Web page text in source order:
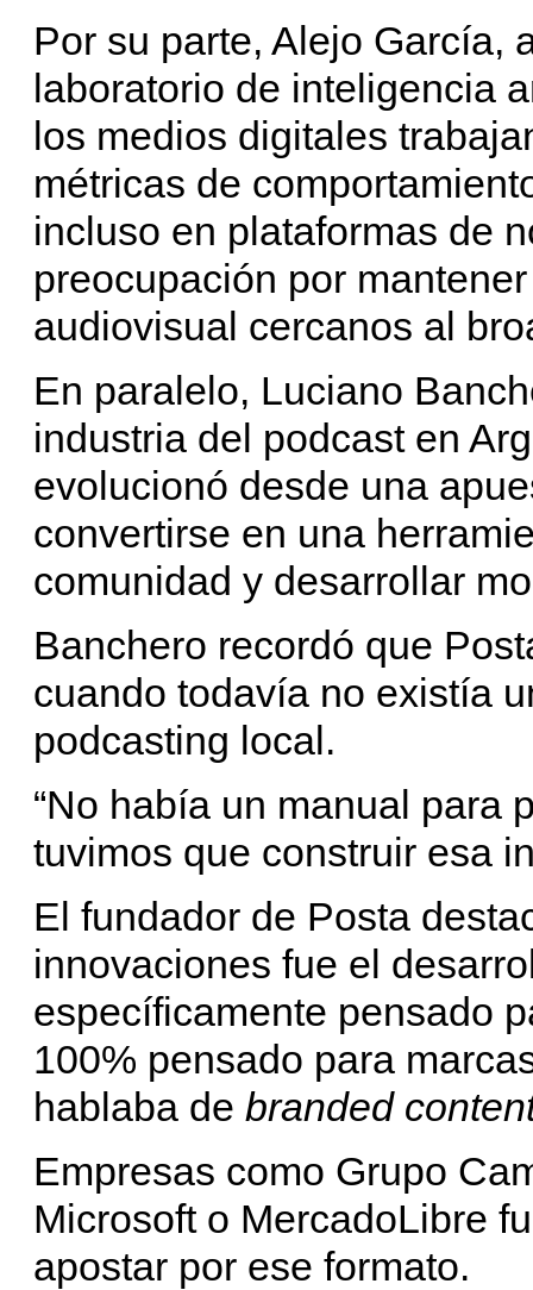
Por su parte, Alejo García,
laboratorio de inteligencia
los medios digitales
métricas de
incluso en plataformas de
preocupación por
audiovisual cercanos al
En paralelo, Luciano
industria del podcast en
evolucionó desde una
convertirse en una
comunidad y desarrollar
Banchero recordó que
cuando todavía no existía
podcasting local.
“No había un manual para
tuvimos que construir esa
El fundador de Posta
innovaciones fue el
específicamente pensado
100% pensado para
hablaba de branded
Empresas como Grupo
Microsoft o MercadoLibre
apostar por ese formato.